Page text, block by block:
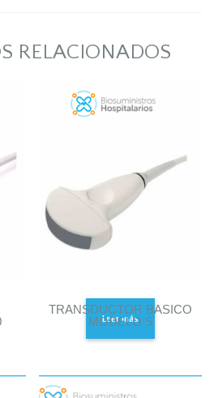
RELACIONADOS
TRANSDUCTOR BASICO
MODELO S
Leer más